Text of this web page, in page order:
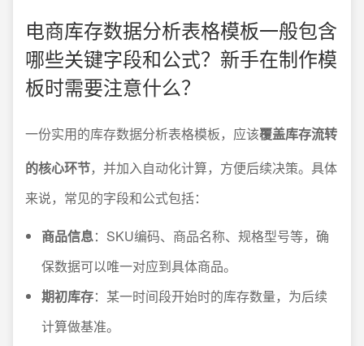
电商库存数据分析表格模板一般包含
哪些关键字段和公式？新手在制作模
板时需要注意什么？
一份实用的库存数据分析表格模板，应该覆盖库存流转
的核心环节，并加入自动化计算，方便后续决策。具体
来说，常见的字段和公式包括：
商品信息：SKU编码、商品名称、规格型号等，确
保数据可以唯一对应到具体商品。
期初库存：某一时间段开始时的库存数量，为后续
计算做基准。